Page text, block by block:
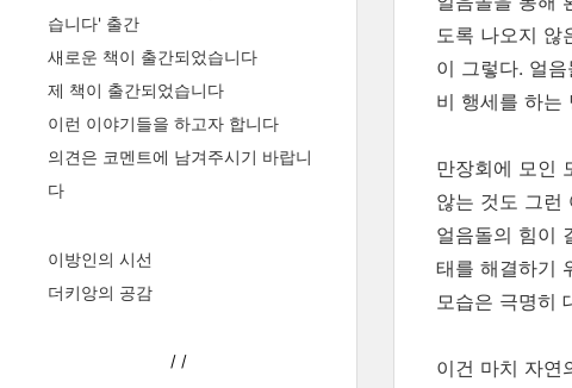
습니다' 출간
새로운 책이 출간되었습니다
제 책이 출간되었습니다
이런 이야기들을 하고자 합니다
의견은 코멘트에 남겨주시기 바랍니
다
이방인의 시선
더키앙의 공감
/ /
도록 나오지 않
이 그렇다. 얼
비 행세를 하는
만장회에 모인
않는 것도 그런
얼음돌의 힘이
태를 해결하기
모습은 극명히
이건 마치 자연